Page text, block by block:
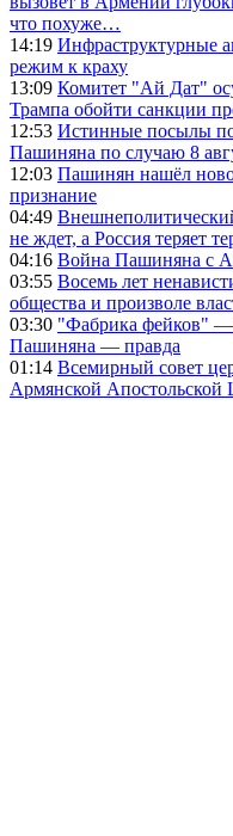
что похуже…
14:19 Инфраструктурные
режим к краху
13:09 Комитет "Ай Дат"
Трампа обойти санкции
12:53 Истинные посылы
Пашиняна по случаю 8
12:03 Пашинян нашёл
признание
04:49
не ждет, а Россия теряет
04:16 Война Пашиняна с
03:55 Восемь лет
общества и произволе
03:30 "Фабрика фейков" —
Пашиняна — правда
01:14 Всемирный совет
Армянской Апостольской